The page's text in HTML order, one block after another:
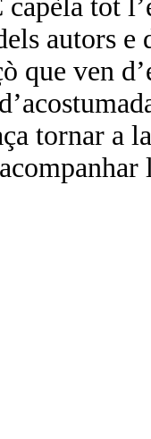
tot
autors e
que ven
tornar a